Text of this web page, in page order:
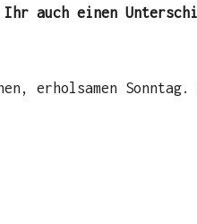
auch einen
erholsamen